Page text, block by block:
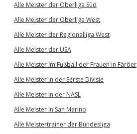
Alle Meister der Oberliga Süd
Alle Meister der Oberliga West
Alle Meister der Regionalliga West
Alle Meister der USA
Alle Meister im Fußball der Frauen in Färöer
Alle Meister in der Eerste Divisie
Alle Meister in der NASL
Alle Meister in San Marino
Alle Meistertrainer der Bundesliga